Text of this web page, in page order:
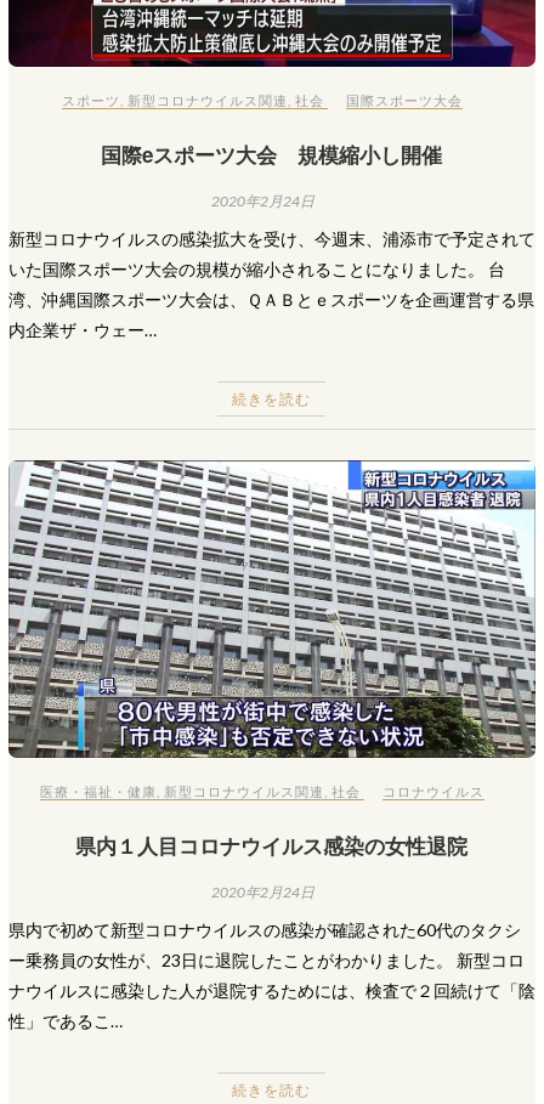
スポーツ 新型コロナウイルス関連 ,社会 国際スポーツ大会
国際eスポーツ大会 規模縮小し開催
2020年2月24日
新型コロナウイルスの感染拡大を受け、今週末、浦添市で予定されて
いた国際スポーツ大会の規模が縮小されることになりました。 台
湾、沖縄国際スポーツ大会は、ＱＡＢとｅスポーツを企画運営する県
内企業ザ・ウェー…
続きを読む
医療・福祉・健康 新型コロナウイルス関連 ,社会 コロナウイルス
県内１人目コロナウイルス感染の女性退院
2020年2月24日
県内で初めて新型コロナウイルスの感染が確認された60代のタクシ
ー乗務員の女性が、23日に退院したことがわかりました。 新型コロ
ナウイルスに感染した人が退院するためには、検査で２回続けて「陰
性」であるこ…
続きを読む